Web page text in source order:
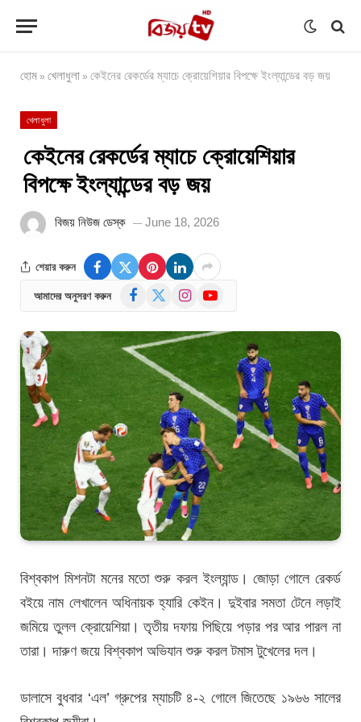
হোম » খেলাধুলা » কেইনের রেকর্ডের ম্যাচে ক্রোয়েশিয়ার বিপক্ষে ইংল্যান্ডের বড় জয়
খেলাধুলা
কেইনের রেকর্ডের ম্যাচে ক্রোয়েশিয়ার
বিপক্ষে ইংল্যান্ডের বড় জয়
বিজয় নিউজ ডেস্ক June 18, 2026
শেয়ার করুন
আমাদের অনুসরণ করুন Facebook InstagramYouTube
বিশ্বকাপ মিশনটা মনের মতো শুরু করল ইংল্যান্ড। জোড়া গোলে রেকর্ড
বইয়ে নাম লেখালেন অধিনায়ক হ্যারি কেইন। দুইবার সমতা টেনে লড়াই
জমিয়ে তুলল ক্রোয়েশিয়া। তৃতীয় দফায় পিছিয়ে পড়ার পর আর পারল না
তারা। দারুণ জয়ে বিশ্বকাপ অভিযান শুরু করল টমাস টুখেলের দল।
ডালাসে বুধবার ‘এল’ গ্রুপের ম্যাচটি ৪-২ গোলে জিতেছে ১৯৬৬ সালের